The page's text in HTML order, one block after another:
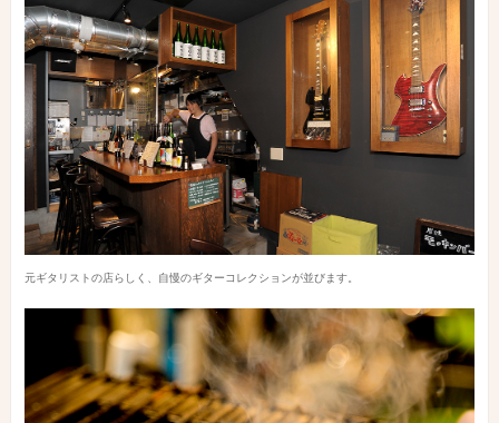
元ギタリストの店らしく、自慢のギターコレクションが並びます。